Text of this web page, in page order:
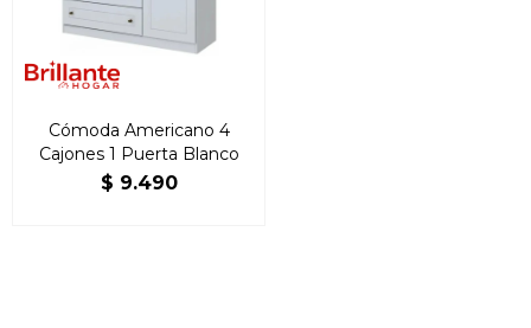
Cómoda Americano 4
Cajones 1 Puerta Blanco
$ 9.490